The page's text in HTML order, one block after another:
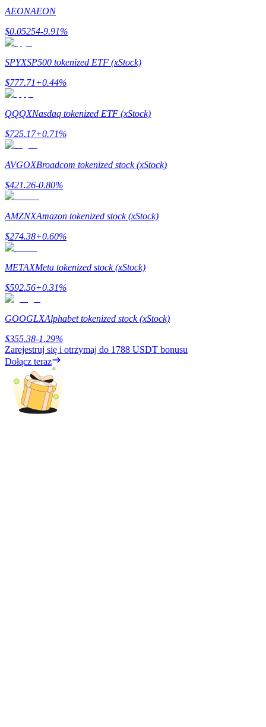
Informacja
Analiza Big Data, w tym informacje handlowe itp.
Przewodnik
Przewodnik dla początkujących dotyczący kontraktów futures
Strategie handlowe
Dowiedz się, jak zachować rentowność
AEONAEON
$0.05254-9.91%
SPYXSP500 tokenized ETF (xStock)
$777.71+0.44%
QQQXNasdaq tokenized ETF (xStock)
$725.17+0.71%
AVGOXBroadcom tokenized stock (xStock)
$421.26-0.80%
AMZNXAmazon tokenized stock (xStock)
$274.38+0.60%
METAXMeta tokenized stock (xStock)
$592.56+0.31%
GOOGLXAlphabet tokenized stock (xStock)
$355.38-1.29%
Zarejestruj się i otrzymaj do 1788 USDT bonusu
Dołącz teraz